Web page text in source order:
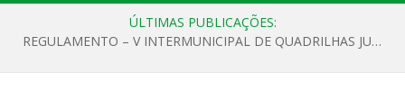
ÚLTIMAS PUBLICAÇÕES:
REGULAMENTO – V INTERMUNICIPAL DE QUADRILHAS JUNINAS 2026